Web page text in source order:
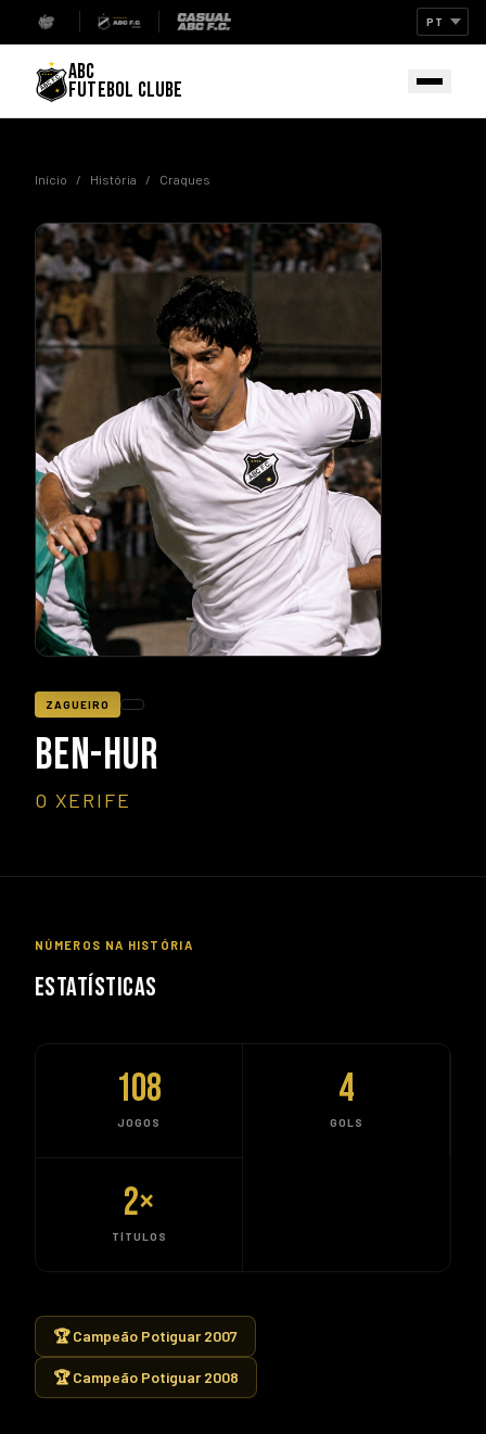
ABC
FUTEBOL CLUBE
Início / História / Craques
ZAGUEIRO
BEN-HUR
O XERIFE
NÚMEROS NA HISTÓRIA
ESTATÍSTICAS
108
JOGOS
4
GOLS
2×
TÍTULOS
🏆 Campeão Potiguar 2007
🏆 Campeão Potiguar 2008